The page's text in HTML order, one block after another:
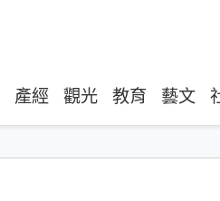
產經 觀光 教育 藝文